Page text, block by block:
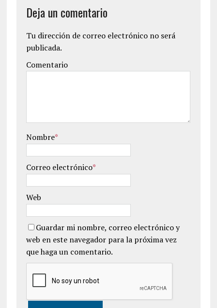
Deja un comentario
Tu dirección de correo electrónico no será
publicada.
Comentario
Nombre*
Correo electrónico*
Web
Guardar mi nombre, correo electrónico y
web en este navegador para la próxima vez
que haga un comentario.